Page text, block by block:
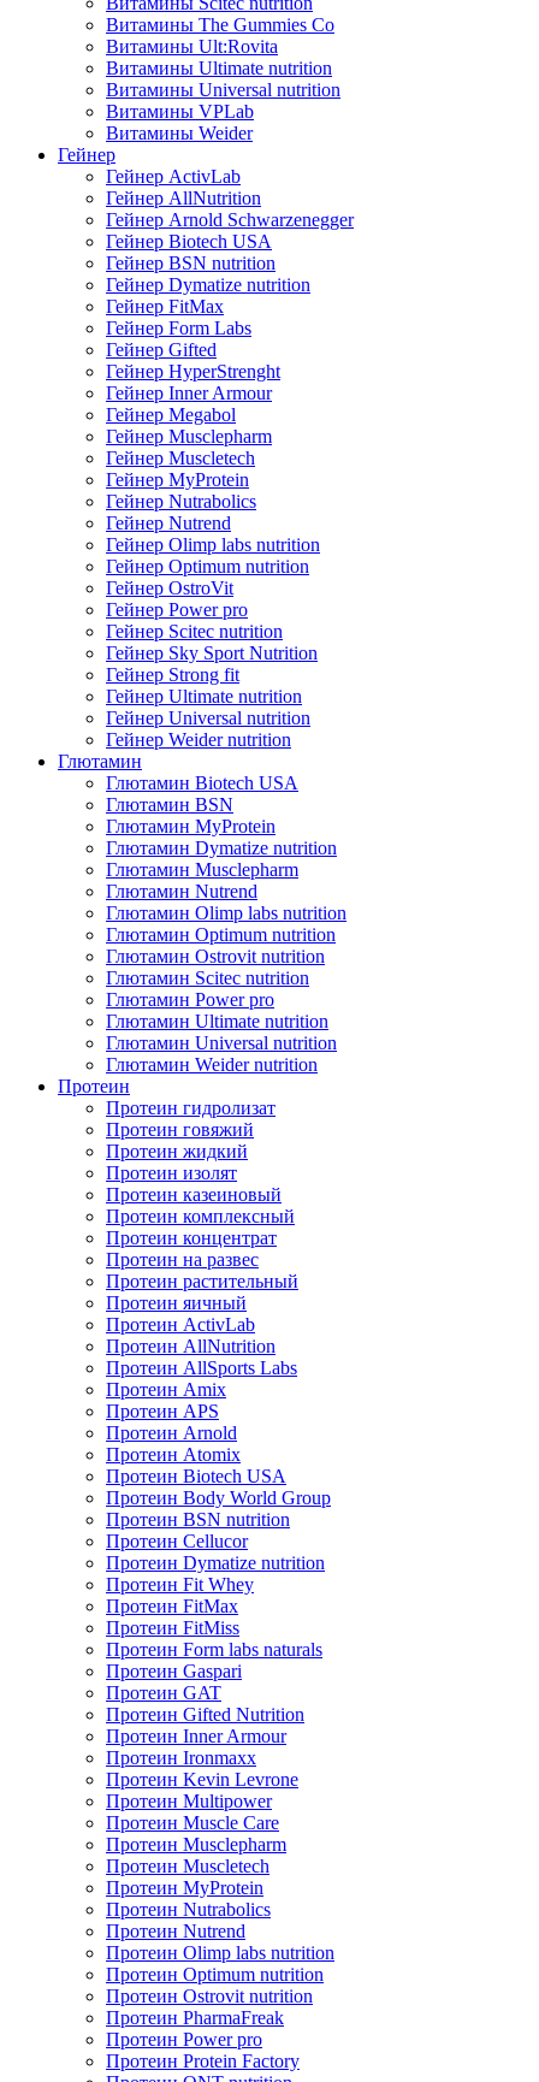
Витамины The Gummies Co
Витамины Ult:Rovita
Витамины Ultimate nutrition
Витамины Universal nutrition
Витамины VPLab
Витамины Weider
Гейнер
Гейнер ActivLab
Гейнер AllNutrition
Гейнер Arnold Schwarzenegger
Гейнер Biotech USA
Гейнер BSN nutrition
Гейнер Dymatize nutrition
Гейнер FitMax
Гейнер Form Labs
Гейнер Gifted
Гейнер HyperStrenght
Гейнер Inner Armour
Гейнер Megabol
Гейнер Musclepharm
Гейнер Muscletech
Гейнер MyProtein
Гейнер Nutrabolics
Гейнер Nutrend
Гейнер Olimp labs nutrition
Гейнер Optimum nutrition
Гейнер OstroVit
Гейнер Power pro
Гейнер Scitec nutrition
Гейнер Sky Sport Nutrition
Гейнер Strong fit
Гейнер Ultimate nutrition
Гейнер Universal nutrition
Гейнер Weider nutrition
Глютамин
Глютамин Biotech USA
Глютамин BSN
Глютамин MyProtein
Глютамин Dymatize nutrition
Глютамин Musclepharm
Глютамин Nutrend
Глютамин Olimp labs nutrition
Глютамин Optimum nutrition
Глютамин Ostrovit nutrition
Глютамин Scitec nutrition
Глютамин Power pro
Глютамин Ultimate nutrition
Глютамин Universal nutrition
Глютамин Weider nutrition
Протеин
Протеин гидролизат
Протеин говяжий
Протеин жидкий
Протеин изолят
Протеин казеиновый
Протеин комплексный
Протеин концентрат
Протеин на развес
Протеин растительный
Протеин яичный
Протеин ActivLab
Протеин AllNutrition
Протеин AllSports Labs
Протеин Amix
Протеин APS
Протеин Arnold
Протеин Atomix
Протеин Biotech USA
Протеин Body World Group
Протеин BSN nutrition
Протеин Cellucor
Протеин Dymatize nutrition
Протеин Fit Whey
Протеин FitMax
Протеин FitMiss
Протеин Form labs naturals
Протеин Gaspari
Протеин GAT
Протеин Gifted Nutrition
Протеин Inner Armour
Протеин Ironmaxx
Протеин Kevin Levrone
Протеин Multipower
Протеин Muscle Care
Протеин Musclepharm
Протеин Muscletech
Протеин MyProtein
Протеин Nutrabolics
Протеин Nutrend
Протеин Olimp labs nutrition
Протеин Optimum nutrition
Протеин Ostrovit nutrition
Протеин PharmaFreak
Протеин Power pro
Протеин Protein Factory